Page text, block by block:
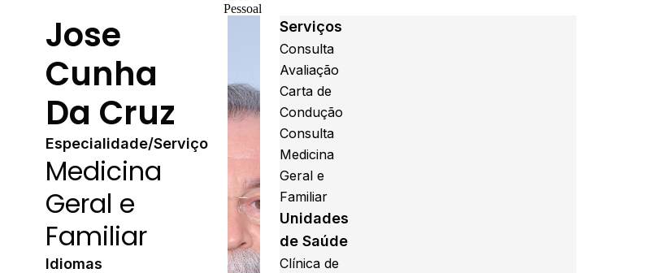
Pessoal
Jose
Cunha
Da Cruz
Especialidade/Serviço
Medicina
Geral e
Familiar
Idiomas
Serviços
Consulta
Avaliação
Carta de
Condução
Consulta
Medicina
Geral e
Familiar
Unidades
de Saúde
Clínica de